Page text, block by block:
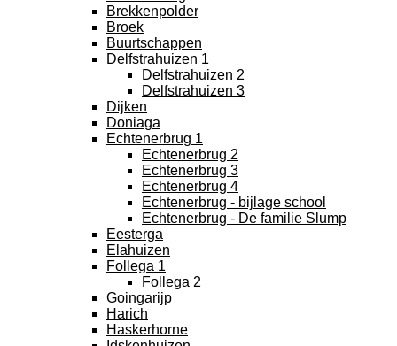
Brekkenpolder
Broek
Buurtschappen
Delfstrahuizen 1
Delfstrahuizen 2
Delfstrahuizen 3
Dijken
Doniaga
Echtenerbrug 1
Echtenerbrug 2
Echtenerbrug 3
Echtenerbrug 4
Echtenerbrug - bijlage school
Echtenerbrug - De familie Slump
Eesterga
Elahuizen
Follega 1
Follega 2
Goingarijp
Harich
Haskerhorne